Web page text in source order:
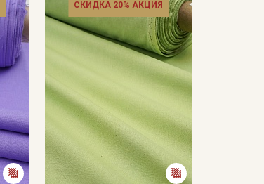
СКИДКА 20% АКЦИЯ